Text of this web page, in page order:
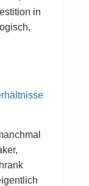
in